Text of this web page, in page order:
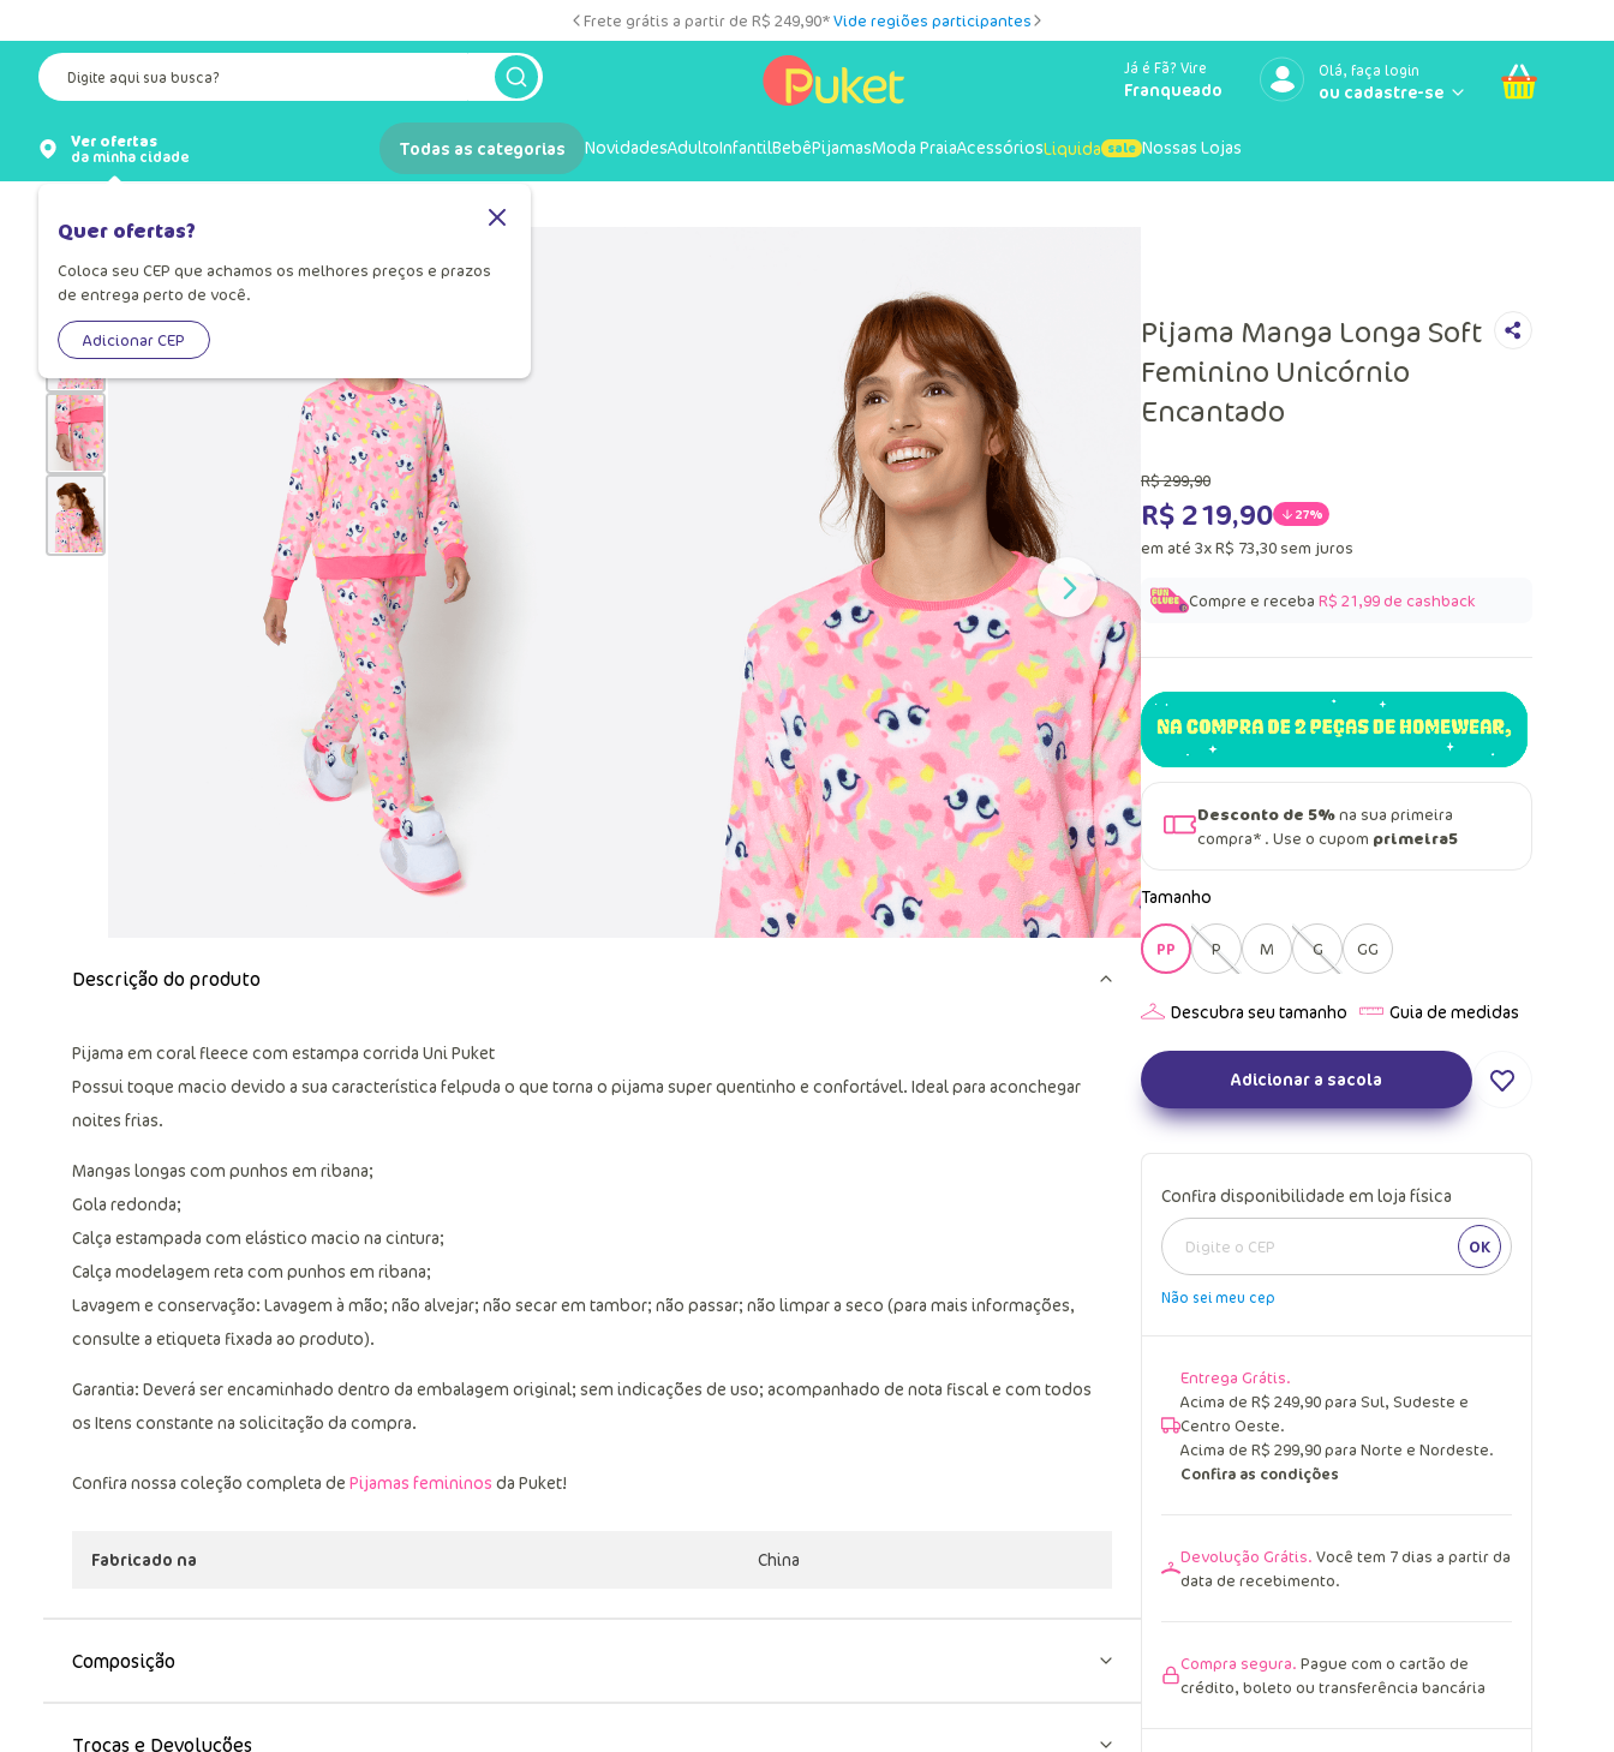
Frete grátis a partir de R$ 249,90*Vide regiões participantes
Digite aqui sua busca? Já é Fã? Vire
Franqueado
Olá, faça login
Ver ofertas
da minha cidade
Quer ofertas?
Coloca seu CEP que achamos os melhores preços e prazos
de entrega perto de você.
Adicionar CEP
Todas as categorias NovidadesAdultoInfantilBebêPijamasModa PraiaAcessóriosLiquida Nossas Lojas
Descrição do produto
Pijama em coral fleece com estampa corrida Uni Puket
Possui toque macio devido a sua característica felpuda o que torna o pijama super quentinho e confortável. Ideal para aconchegar
noites frias.
Mangas longas com punhos em ribana;
Gola redonda;
Calça estampada com elástico macio na cintura;
Calça modelagem reta com punhos em ribana;
Lavagem e conservação: Lavagem à mão; não alvejar; não secar em tambor; não passar; não limpar a seco (para mais informações,
consulte a etiqueta fixada ao produto).
Garantia: Deverá ser encaminhado dentro da embalagem original; sem indicações de uso; acompanhado de nota fiscal e com todos
os Itens constante na solicitação da compra.
Confira nossa coleção completa de Pijamas femininos da Puket!
Fabricado na China
Composição
Trocas e Devoluções
Pijama Manga Longa Soft
Feminino Unicórnio
Encantado
R$299,90
R$ 219,90 27%
em até 3xR$ 73,30 sem juros
Compre e receba R$ 21,99de cashback
Desconto de 5%na sua primeira
compra* . Use o cupom primeira5
Tamanho
PP P M G GG
Adicionar a sacola
Confira disponibilidade em loja física
OK
Não sei meu cep
Entrega Grátis.
Acima de R$ 249,90 para Sul, Sudeste e
Centro Oeste.
Acima de R$ 299,90 para Norte e Nordeste.
Confira as condições
Devolução Grátis. Você tem 7 dias a partir da
data de recebimento.
Compra segura. Pague com o cartão de
crédito, boleto ou transferência bancária